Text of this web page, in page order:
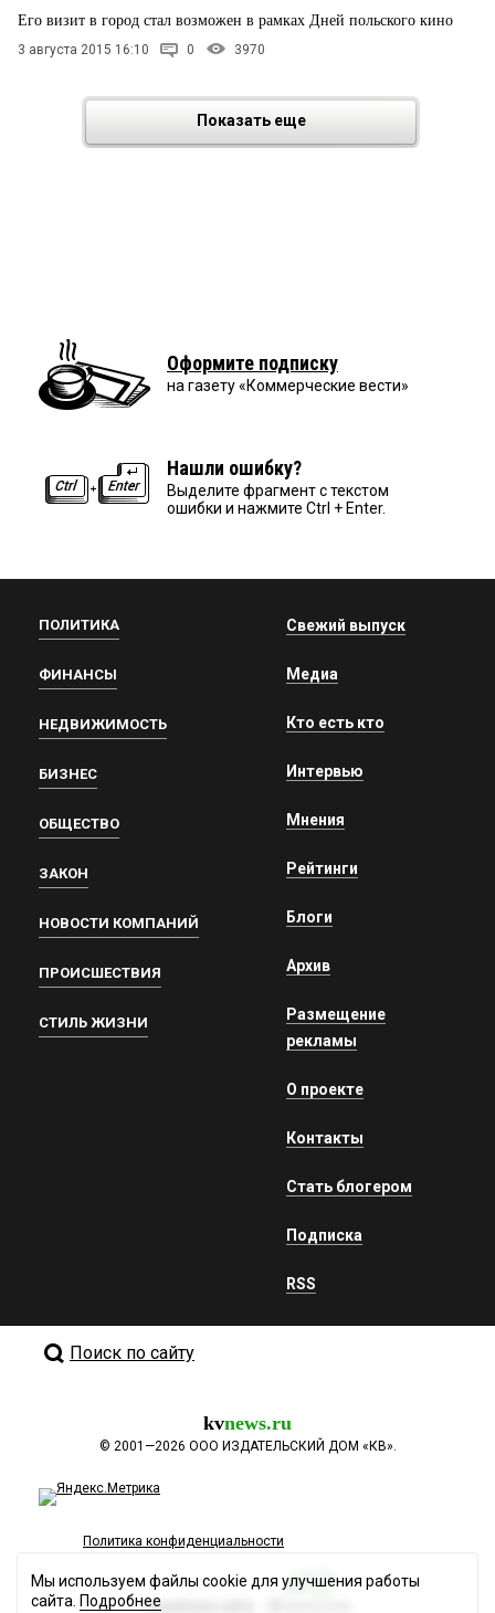
Его визит в город стал возможен в рамках Дней польского кино
3 августа 2015 16:10 0 3970
Показать еще
Оформите подписку
на газету «Коммерческие вести»
Нашли ошибку?
Выделите фрагмент с текстом
ошибки и нажмите Ctrl + Enter.
ПОЛИТИКА
ФИНАНСЫ
НЕДВИЖИМОСТЬ
БИЗНЕС
ОБЩЕСТВО
ЗАКОН
НОВОСТИ КОМПАНИЙ
ПРОИСШЕСТВИЯ
СТИЛЬ ЖИЗНИ
Свежий выпуск
Медиа
Кто есть кто
Интервью
Мнения
Рейтинги
Блоги
Архив
Размещение
рекламы
О проекте
Контакты
Стать блогером
Подписка
RSS
Поиск по сайту
kvnews.ru
© 2001—2026 ООО ИЗДАТЕЛЬСКИЙ ДОМ «КВ».
Политика конфиденциальности
Разработка сайта
Мы используем файлы cookie для улучшения работы
сайта. Подробнее